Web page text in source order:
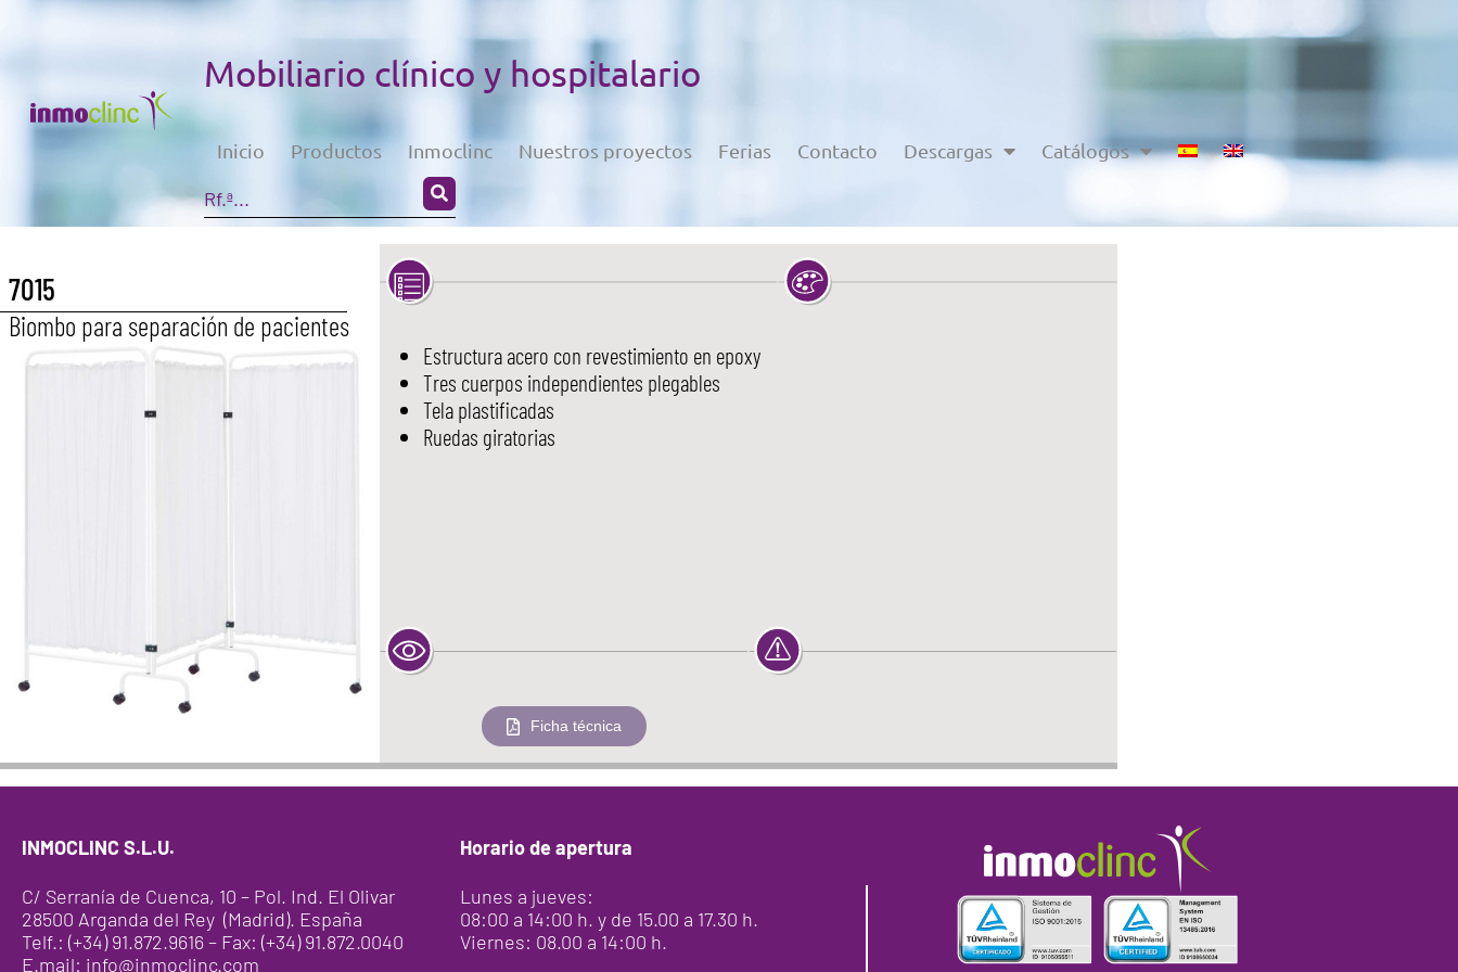
Mobiliario clínico y hospitalario
Inicio Productos Inmoclinc Nuestros proyectos Ferias Contacto Descargas Catálogos
7015
Biombo para separación de pacientes
Estructura acero con revestimiento en epoxy
Tres cuerpos independientes plegables
Tela plastificadas
Ruedas giratorias
Ficha técnica
INMOCLINC S.L.U.
C/ Serranía de Cuenca, 10 – Pol. Ind. El Olivar
28500 Arganda del Rey (Madrid). España
Telf.: (+34) 91.872.9616 – Fax: (+34) 91.872.0040
E.mail: info@inmoclinc.com
Horario de apertura
Lunes a jueves:
08:00 a 14:00 h. y de 15.00 a 17.30 h.
Viernes: 08.00 a 14:00 h.